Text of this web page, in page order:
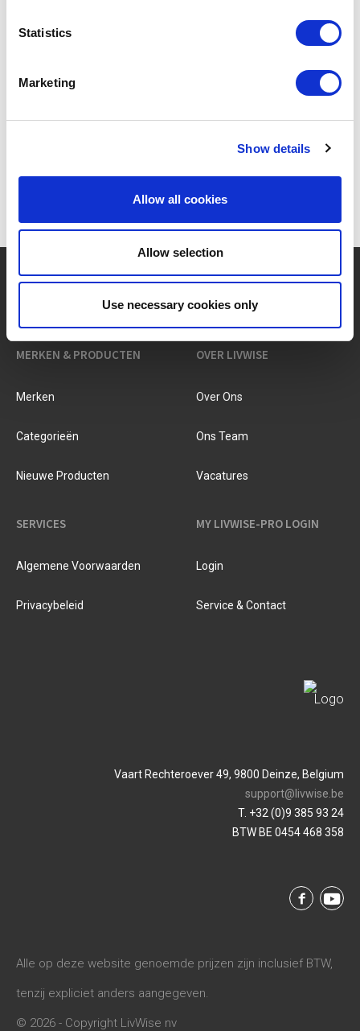
Statistics
Marketing
Show details
Allow all cookies
Allow selection
Use necessary cookies only
? Hebt u hulp nodig?
MERKEN & PRODUCTEN
Merken
Categorieën
Nieuwe Producten
OVER LIVWISE
Over Ons
Ons Team
Vacatures
SERVICES
Algemene Voorwaarden
Privacybeleid
MY LIVWISE-PRO LOGIN
Login
Service & Contact
Vaart Rechteroever 49, 9800 Deinze, Belgium
support@livwise.be
T. +32 (0)9 385 93 24
BTW BE 0454 468 358
Alle op deze website genoemde prijzen zijn inclusief BTW,
tenzij expliciet anders aangegeven.
© 2026 - Copyright LivWise nv